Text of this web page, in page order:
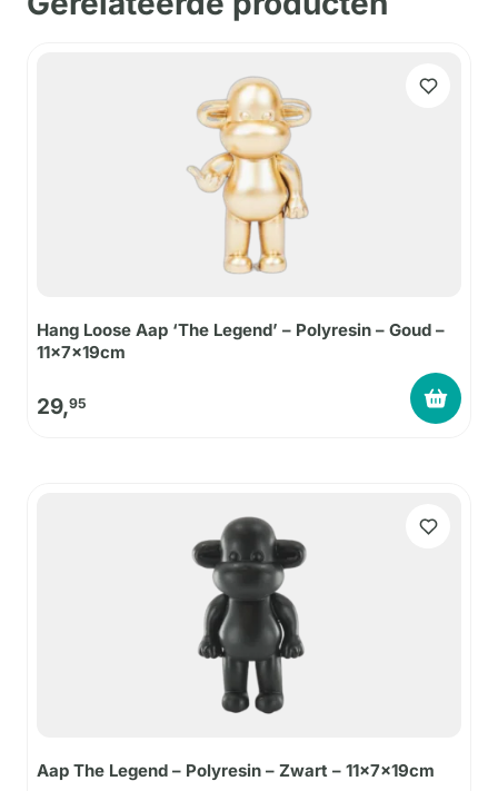
Hang Loose Aap ‘The Legend’ – Polyresin – Goud –
11x7x19cm
29,95
Aap The Legend – Polyresin – Zwart – 11x7x19cm